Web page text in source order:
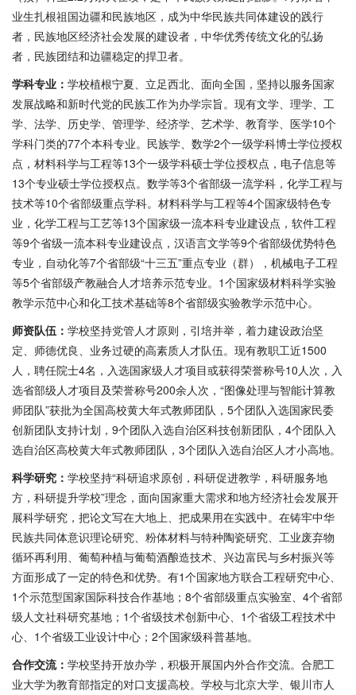
业生扎根祖国边疆和民族地区，成为中华民族共同体建设的践行
者，民族地区经济社会发展的建设者，中华优秀传统文化的弘扬
者，民族团结和边疆稳定的捍卫者。
学科专业： 学校植根宁夏、立足西北、面向全国，坚持以服务国家
发展战略和新时代党的民族工作为办学宗旨。现有文学、理学、工
学、法学、历史学、管理学、经济学、艺术学、教育学、医学10个
学科门类的77个本科专业。民族学、数学2个一级学科博士学位授权
点，材料科学与工程等13个一级学科硕士学位授权点，电子信息等
13个专业硕士学位授权点。数学等3个省部级一流学科，化学工程与
技术等10个省部级重点学科。材料科学与工程等4个国家级特色专
业，化学工程与工艺等13个国家级一流本科专业建设点，软件工程
等9个省级一流本科专业建设点，汉语言文学等9个省部级优势特色
专业，自动化等7个省部级“十三五”重点专业（群），机械电子工程
等5个省部级产教融合人才培养示范专业。1个国家级材料科学实验
教学示范中心和化工技术基础等8个省部级实验教学示范中心。
师资队伍： 学校坚持党管人才原则，引培并举，着力建设政治坚
定、师德优良、业务过硬的高素质人才队伍。现有教职工近1500
人，聘任院士4名，入选国家级人才项目或获得荣誉称号10人次，入
选省部级人才项目及荣誉称号200余人次，“图像处理与智能计算教
师团队”获批为全国高校黄大年式教师团队，5个团队入选国家民委
创新团队支持计划，9个团队入选自治区科技创新团队，4个团队入
选自治区高校黄大年式教师团队，3个团队入选自治区人才小高地。
科学研究： 学校坚持“科研追求原创，科研促进教学，科研服务地
方，科研提升学校”理念，面向国家重大需求和地方经济社会发展开
展科学研究，把论文写在大地上、把成果用在实践中。在铸牢中华
民族共同体意识理论研究、粉体材料与特种陶瓷研究、工业废弃物
循环再利用、葡萄种植与葡萄酒酿造技术、兴边富民与乡村振兴等
方面形成了一定的特色和优势。有1个国家地方联合工程研究中心、
1个示范型国家国际科技合作基地；8个省部级重点实验室、4个省部
级人文社科研究基地；1个省级技术创新中心、1个省级工程技术中
心、1个省级工业设计中心；2个国家级科普基地。
合作交流： 学校坚持开放办学，积极开展国内外合作交流。合肥工
业大学为教育部指定的对口支援高校。学校与北京大学、银川市人